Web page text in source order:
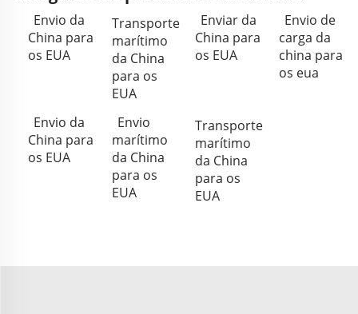
Envio da
China para
os EUA
Transporte
marítimo
da China
para os
EUA
Enviar da
China para
os EUA
Envio de
carga da
china para
os eua
Envio da
China para
os EUA
Envio
marítimo
da China
para os
EUA
Transporte
marítimo
da China
para os
EUA